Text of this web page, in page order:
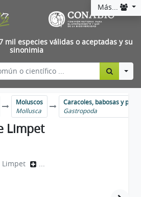
Más...
mil especies válidas o aceptadas y su
sinonimia
Moluscos
Mollusca
Caracoles, babosas y
Gastropoda
Limpet
Limpet ...